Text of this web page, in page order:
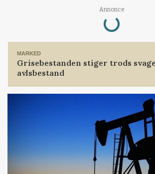
Annonce
Loading...
MARKED
Grisebestanden stiger trods
avlsbestand